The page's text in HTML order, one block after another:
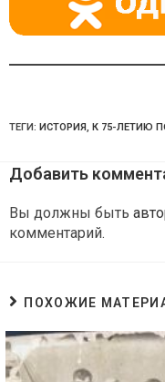
ТЕГИ: ИСТОРИЯ, К 75-ЛЕТИЮ
Добавить
Вы должны быть
комментарий.
ПОХОЖИЕ